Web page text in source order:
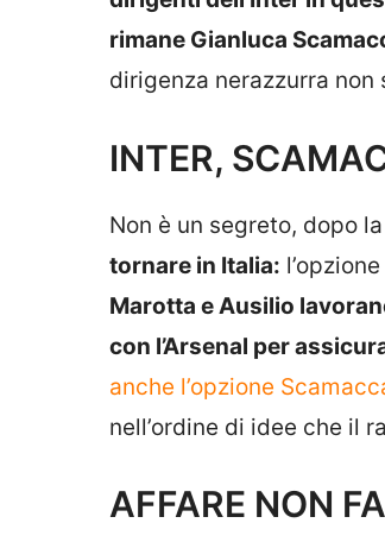
rimane Gianluca
dirigenza nerazzurra non
INTER,
Non è un segreto, dopo
tornare in Italia:
Marotta e Ausilio
con l’Arsenal per
anche l’opzione
nell’ordine di idee che il
AFFARE NON